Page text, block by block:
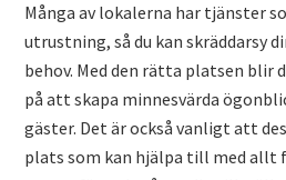
Många av lokalerna har tjänster
utrustning, så du kan skräddarsy
behov. Med den rätta platsen
på att skapa minnesvärda
gäster. Det är också vanligt att
plats som kan hjälpa till med allt